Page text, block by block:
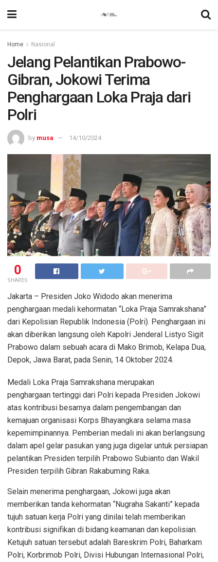
Home Nasional
Jelang Pelantikan Prabowo-
Gibran, Jokowi Terima
Penghargaan Loka Praja dari
Polri
by musa 14/10/2024
0
SHARES
Jakarta – Presiden Joko Widodo akan menerima
penghargaan medali kehormatan “Loka Praja Samrakshana”
dari Kepolisian Republik Indonesia (Polri). Penghargaan ini
akan diberikan langsung oleh Kapolri Jenderal Listyo Sigit
Prabowo dalam sebuah acara di Mako Brimob, Kelapa Dua,
Depok, Jawa Barat, pada Senin, 14 Oktober 2024.
Medali Loka Praja Samrakshana merupakan
penghargaan tertinggi dari Polri kepada Presiden Jokowi
atas kontribusi besarnya dalam pengembangan dan
kemajuan organisasi Korps Bhayangkara selama masa
kepemimpinannya. Pemberian medali ini akan berlangsung
dalam apel gelar pasukan yang juga digelar untuk persiapan
pelantikan Presiden terpilih Prabowo Subianto dan Wakil
Presiden terpilih Gibran Rakabuming Raka.
Selain menerima penghargaan, Jokowi juga akan
memberikan tanda kehormatan “Nugraha Sakanti” kepada
tujuh satuan kerja Polri yang dinilai telah memberikan
kontribusi signifikan di bidang keamanan dan kepolisian.
Ketujuh satuan tersebut adalah Bareskrim Polri, Baharkam
Polri, Korbrimob Polri, Divisi Hubungan Internasional Polri,